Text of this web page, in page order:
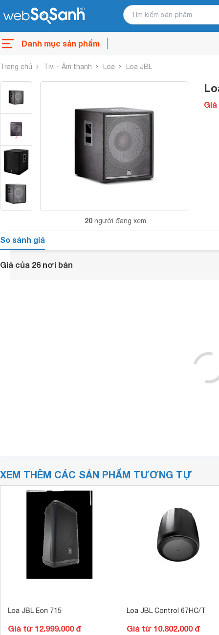
Danh mục sản phẩm
Trang chủ Tivi - Âm thanh Loa Loa JBL
20 người đang xem
Giá
So sánh giá
Giá của 26 nơi bán
XEM THÊM CÁC SẢN PHẨM TƯƠNG TỰ
Loa JBL Eon 715
Giá từ 12.999.000 đ
Loa JBL Control 67HC/T
Giá từ 10.802.000 đ